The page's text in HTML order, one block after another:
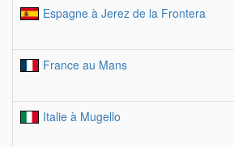
Espagne à Jerez de la Frontera
France au Mans
Italie à Mugello